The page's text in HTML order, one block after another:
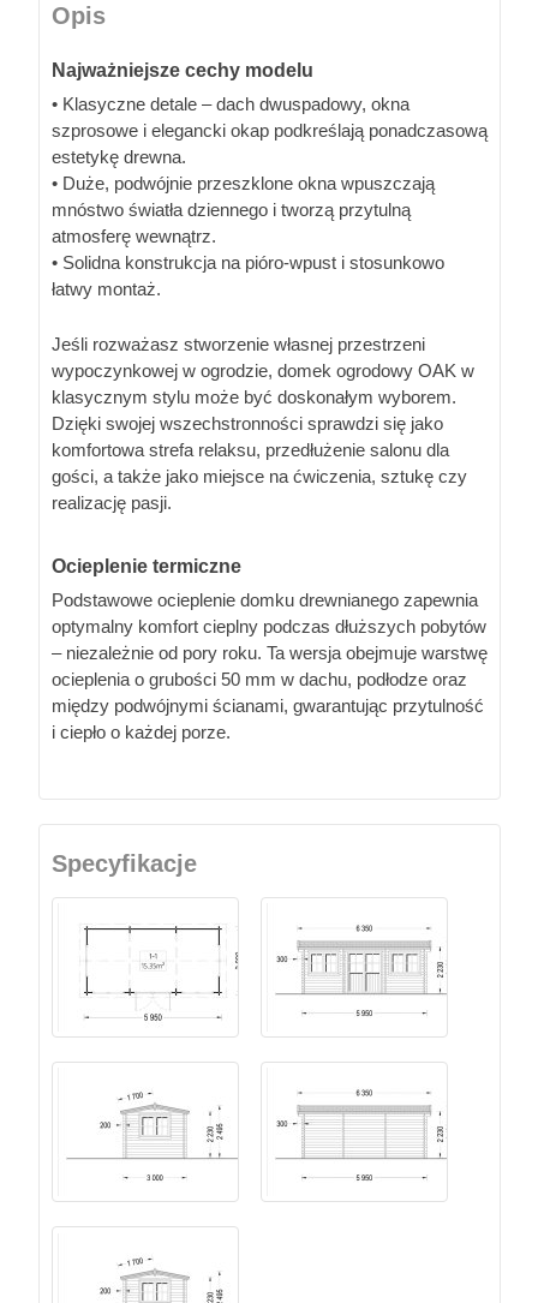
Opis
Najważniejsze cechy modelu
• Klasyczne detale – dach dwuspadowy, okna
szprosowe i elegancki okap podkreślają ponadczasową
estetykę drewna.
• Duże, podwójnie przeszklone okna wpuszczają
mnóstwo światła dziennego i tworzą przytulną
atmosferę wewnątrz.
• Solidna konstrukcja na pióro-wpust i stosunkowo
łatwy montaż.
Jeśli rozważasz stworzenie własnej przestrzeni
wypoczynkowej w ogrodzie, domek ogrodowy OAK w
klasycznym stylu może być doskonałym wyborem.
Dzięki swojej wszechstronności sprawdzi się jako
komfortowa strefa relaksu, przedłużenie salonu dla
gości, a także jako miejsce na ćwiczenia, sztukę czy
realizację pasji.
Ocieplenie termiczne
Podstawowe ocieplenie domku drewnianego zapewnia
optymalny komfort cieplny podczas dłuższych pobytów
– niezależnie od pory roku. Ta wersja obejmuje warstwę
ocieplenia o grubości 50 mm w dachu, podłodze oraz
między podwójnymi ścianami, gwarantując przytulność
i ciepło o każdej porze.
Specyfikacje